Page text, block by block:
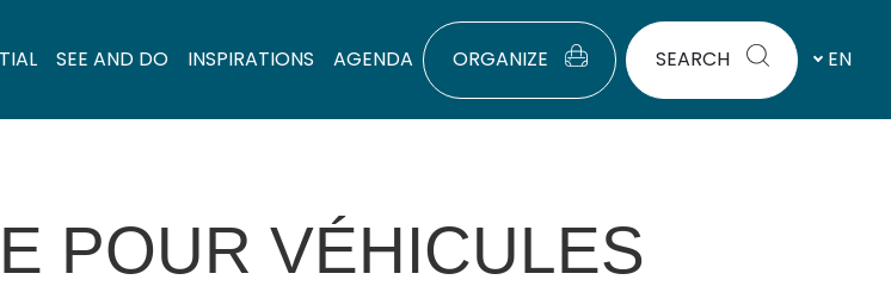
SEE AND DO INSPIRATIONS AGENDA ORGANIZE SEARCH EN
POUR VÉHICULES